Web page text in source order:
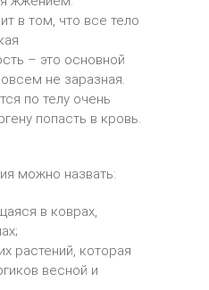
в том, что все тело
– это основной
не заразная.
по телу очень
попасть в кровь.
можно назвать:
в коврах,
растений, которая
весной и